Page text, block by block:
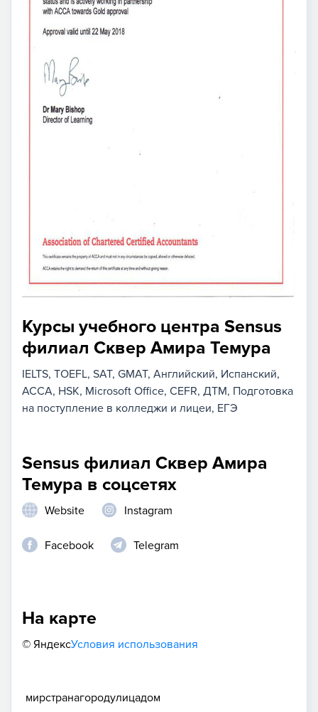
Курсы учебного центра Sensus
филиал Сквер Амира Темура
IELTS TOEFL SAT GMAT Английский Испанский
ACCA HSK Microsoft Office CEFR ДТМ Подготовка
на поступление в колледжи и лицеи ЕГЭ
Sensus филиал Сквер Амира
Темура в соцсетях
Website Instagram
Facebook Telegram
На карте
© ЯндексУсловия использования
мирстранагородулицадом